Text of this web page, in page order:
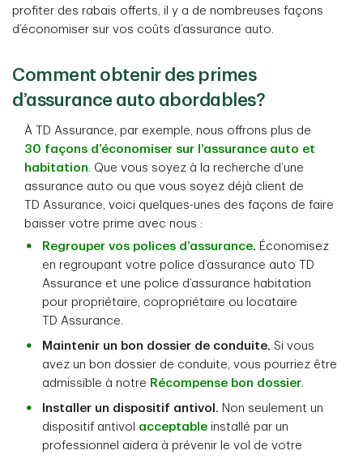
profiter des rabais offerts, il y a de nombreuses façons
d’économiser sur vos coûts d’assurance auto.
Comment obtenir des primes
d’assurance auto abordables?
À TD Assurance, par exemple, nous offrons plus de
30 façons d’économiser sur l’assurance auto et
habitation. Que vous soyez à la recherche d’une
assurance auto ou que vous soyez déjà client de
TD Assurance, voici quelques-unes des façons de faire
baisser votre prime avec nous :
Regrouper vos polices d’assurance. Économisez
en regroupant votre police d’assurance auto TD
Assurance et une police d’assurance habitation
pour propriétaire, copropriétaire ou locataire
TD Assurance.
Maintenir un bon dossier de conduite. Si vous
avez un bon dossier de conduite, vous pourriez être
admissible à notre Récompense bon dossier.
Installer un dispositif antivol. Non seulement un
dispositif antivol acceptable installé par un
professionnel aidera à prévenir le vol de votre